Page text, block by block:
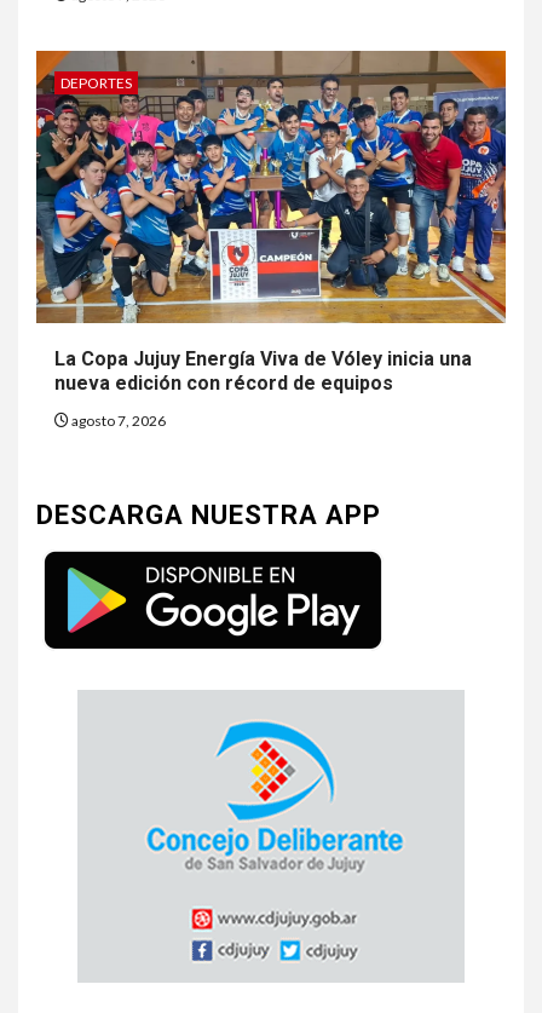
DEPORTES
La Copa Jujuy Energía Viva de Vóley inicia una
nueva edición con récord de equipos
agosto 7, 2026
DESCARGA NUESTRA APP